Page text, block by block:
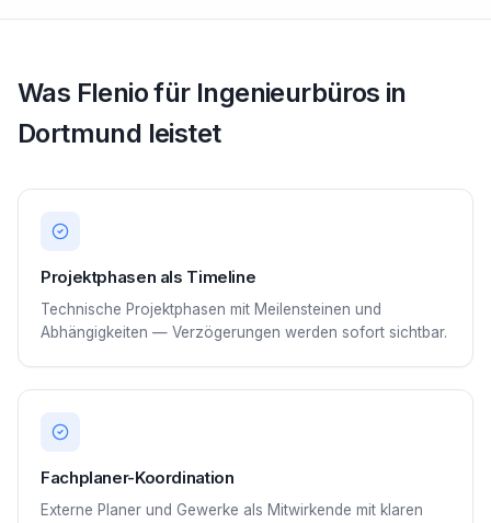
Was Flenio für Ingenieurbüros in
Dortmund leistet
Projektphasen als Timeline
Technische Projektphasen mit Meilensteinen und
Abhängigkeiten — Verzögerungen werden sofort sichtbar.
Fachplaner-Koordination
Externe Planer und Gewerke als Mitwirkende mit klaren